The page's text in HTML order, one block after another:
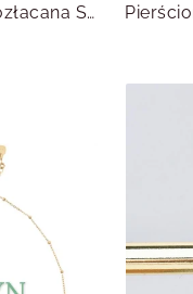
Naszyjnik Awenturyn, stal pozłacana S314943Z00